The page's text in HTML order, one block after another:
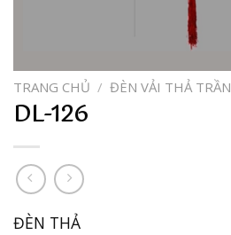
TRANG CHỦ / ĐÈN VẢI THẢ TRẦN
DL-126
ĐÈN THẢ